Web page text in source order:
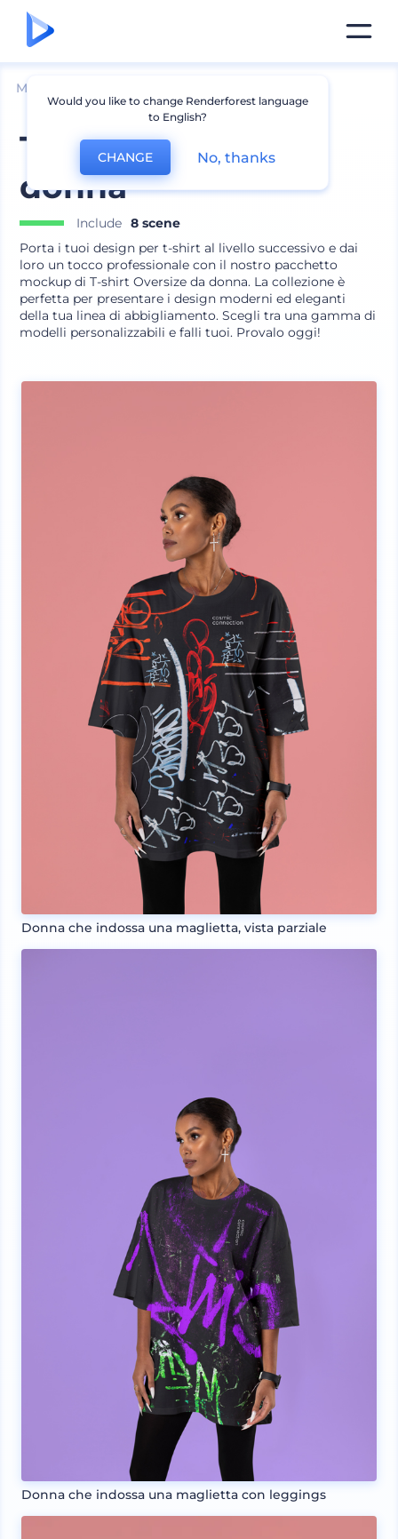
Mockup
T-shirt oversize da
donna
Include 8 scene
Porta i tuoi design per t-shirt al livello successivo e dai
loro un tocco professionale con il nostro pacchetto
mockup di T-shirt Oversize da donna. La collezione è
perfetta per presentare i design moderni ed eleganti
della tua linea di abbigliamento. Scegli tra una gamma di
modelli personalizzabili e falli tuoi. Provalo oggi!
Donna che indossa una maglietta, vista parziale
Donna che indossa una maglietta con leggings
Would you like to change Renderforest language
to English?
CHANGE No, thanks